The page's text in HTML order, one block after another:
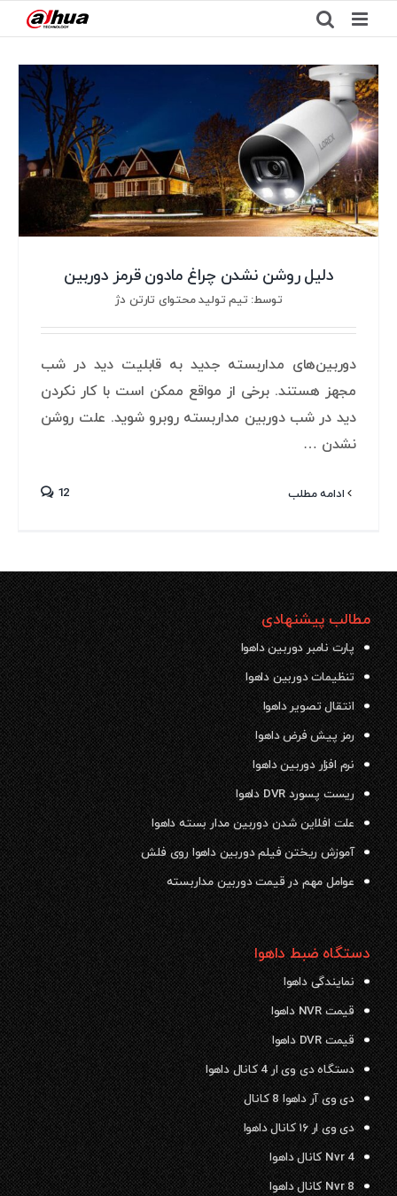
to
content
دلیل روشن نشدن چراغ مادون قرمز دوربین
توسط: تیم تولید محتوای تارتن دژ
دوربین‌های مداربسته جدید به قابلیت دید در شب
مجهز هستند. برخی از مواقع ممکن است با کار نکردن
دید در شب دوربین مداربسته روبرو شوید. علت روشن
نشدن …
ادامه مطلب 12
مطالب پیشنهادی
پارت نامبر دوربین داهوا
تنظیمات دوربین داهوا
انتقال تصویر داهوا
رمز پیش فرض داهوا
نرم افزار دوربین داهوا
ریست پسورد DVR داهوا
علت افلاین شدن دوربین مدار بسته داهوا
آموزش ریختن فیلم دوربین داهوا روی فلش
عوامل مهم در قیمت دوربین مداربسته
دستگاه ضبط داهوا
نمایندگی داهوا
قیمت NVR داهوا
قیمت DVR داهوا
دستگاه دی وی ار 4 کانال داهوا
دی وی آر داهوا 8 کانال
دی وی ار ۱۶ کانال داهوا
Nvr 4 کانال داهوا
Nvr 8 کانال داهوا